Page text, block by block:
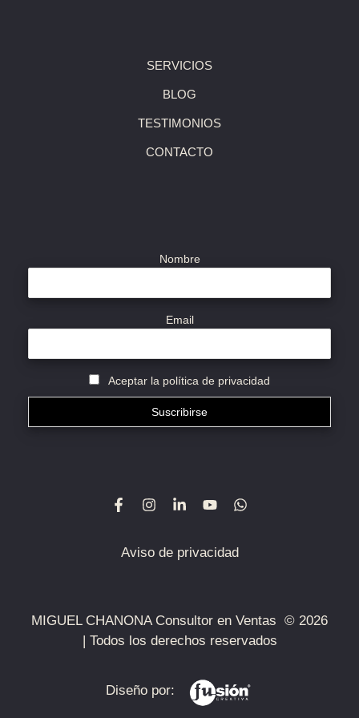
SERVICIOS
BLOG
TESTIMONIOS
CONTACTO
Nombre
Email
Aceptar la política de privacidad
Aviso de privacidad
MIGUEL CHANONA Consultor en Ventas © 2026
| Todos los derechos reservados
Diseño por: